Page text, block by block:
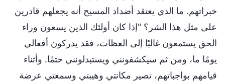
خبراتهم. ما الذي يعتقد أضداد المسيح أنه يجعلهم قادرين
على مثل هذا الشر؟ "إذا كان أولئك الذين يسعون وراء
الحق يستمعون غالبًا إلى العظات، فقد يدركون أفعالي
يومًا ما، ومن ثم سيكشفونني ويستبدلونني حتمًا. وأثناء
قيامهم بواجباتهم، تصير مكانتي وهيبتي وسمعتي عرضة